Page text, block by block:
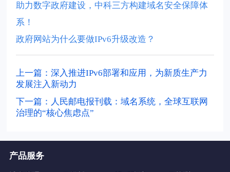
助力数字政府建设，中科三方构建域名安全保障体
系！
政府网站为什么要做IPv6升级改造？
上一篇：深入推进IPv6部署和应用，为新质生产力
发展注入新动力
下一篇：人民邮电报刊载：域名系统，全球互联网
治理的“核心焦虑点”
产品服务